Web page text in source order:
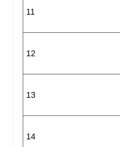
11
12
13
14